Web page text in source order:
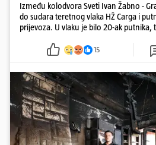
Između kolodvora Sveti Ivan Žabno -
do sudara teretnog vlaka HŽ Carga i
prijevoza. U vlaku je bilo 20-ak putnika,
15